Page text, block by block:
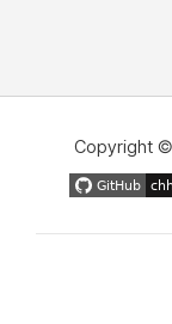
Copyright